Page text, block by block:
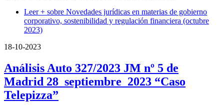
Leer + sobre Novedades jurídicas en materias de gobierno
corporativo, sostenibilidad y regulación financiera (octubre
2023)
18-10-2023
Análisis Auto 327/2023 JM nº 5 de
Madrid 28_septiembre_2023 “Caso
Telepizza”